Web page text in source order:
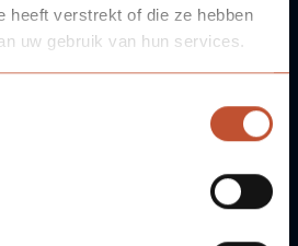
heeft verstrekt of die ze hebben
uw gebruik van hun services.